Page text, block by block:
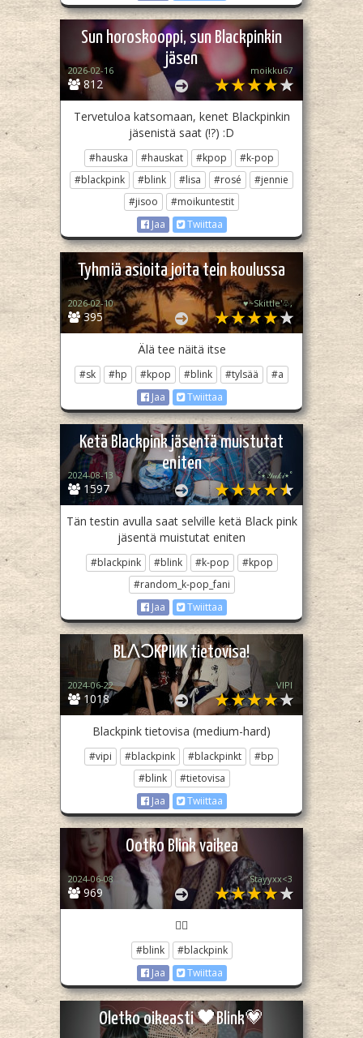
Sun horoskooppi, sun Blackpinkin
jäsen
812
2026-02-16 moikku67
Tervetuloa katsomaan, kenet Blackpinkin
jäsenistä saat (!?) :D
#hauska #hauskat #kpop
#k-pop
#blackpink
#blink #lisa #rosé
#jennie
#jisoo
#moikuntestit
Jaa
Twiittaa
Tyhmiä asioita joita tein koulussa
395
2026-02-10 ♥︎~Skittle'♧,
Älä tee näitä itse
#sk #hp #kpop #blink #tylsää
#a
Jaa
Twiittaa
Ketä Blackpink jäsentä muistutat
eniten
1597
2024-08-13 ˚٭𝒴𝓊𝓀𝒾٭˚
Tän testin avulla saat selville ketä Black pink
jäsentä muistutat eniten
#blackpink #blink #k-pop
#kpop
#random_k-pop_fani
Jaa
Twiittaa
BLΛƆKPIИK tietovisa!
1018
2024-06-22 VIPI
Blackpink tietovisa (medium-hard)
#vipi #blackpink #blackpinkt
#bp
#blink
#tietovisa
Jaa
Twiittaa
Ootko Blink vaikea
969
2024-06-08 Stayyxx<3
👇🏻
#blink
#blackpink
Jaa
Twiittaa
Oletko oikeasti 🖤Blink💗